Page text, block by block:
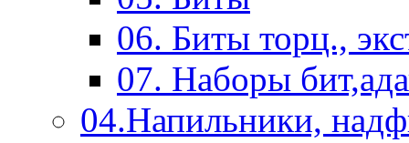
06. Биты торц.,
07. Наборы
04.Напильники,